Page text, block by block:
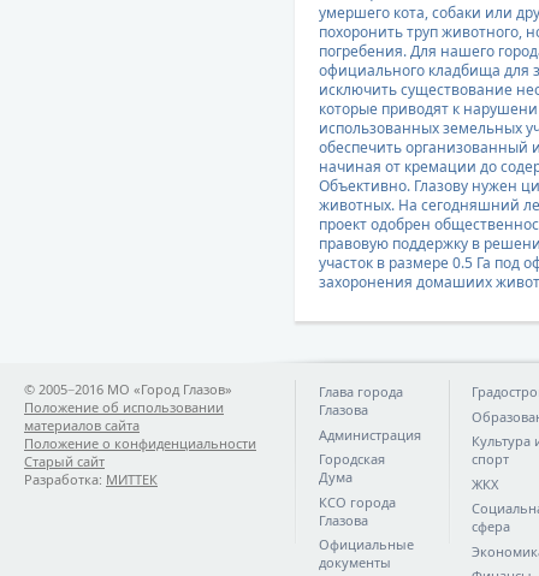
умершего кота, собаки или
похоронить труп животного,
погребения. Для нашего
официального кладбища для
исключить существование
которые приводят к
использованных земельных
обеспечить организованный
начиная oт кремации до
Объективно. Глазову нужен
животных. На сегодняшний
проект одобрен
правовую поддержку в
участок в размере 0.5 Га под
захоронения домашиих
© 2005−2016 МО «Город Глазов»
Положение об использовании
материалов сайта
Положение о конфиденциальности
Старый сайт
Разработка: МИТТЕК
Глава города
Глазова
Администрация
Городская
Дума
КСО города
Глазова
Официальные
документы
Культура
спорт
ЖКХ
сфера